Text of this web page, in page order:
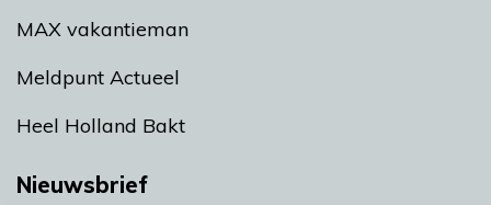
MAX vakantieman
Meldpunt Actueel
Heel Holland Bakt
Nieuwsbrief